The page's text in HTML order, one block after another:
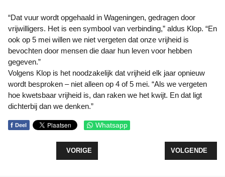
“Dat vuur wordt opgehaald in Wageningen, gedragen door
vrijwilligers. Het is een symbool van verbinding,” aldus Klop. “En
ook op 5 mei willen we niet vergeten dat onze vrijheid is
bevochten door mensen die daar hun leven voor hebben
gegeven.”
Volgens Klop is het noodzakelijk dat vrijheid elk jaar opnieuw
wordt besproken – niet alleen op 4 of 5 mei. “Als we vergeten
hoe kwetsbaar vrijheid is, dan raken we het kwijt. En dat ligt
dichterbij dan we denken.”
f Deel Whatsapp
VORIG ARTIKEL: GROEP 8 VAN DE TOERMALIJN
VORIGE VOLGENDE
VOLGENDE